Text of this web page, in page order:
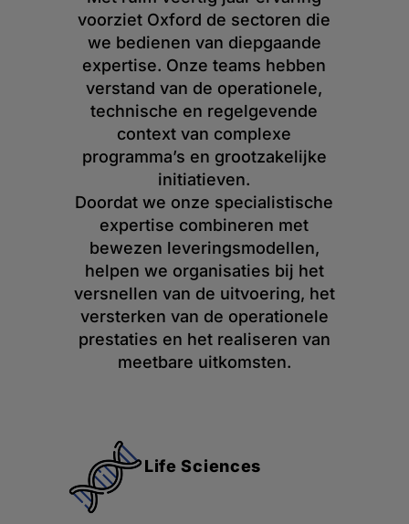
voorziet Oxford de sectoren die
we bedienen van diepgaande
expertise. Onze teams hebben
verstand van de operationele,
technische en regelgevende
context van complexe
programma’s en grootzakelijke
initiatieven.
Doordat we onze specialistische
expertise combineren met
bewezen leveringsmodellen,
helpen we organisaties bij het
versnellen van de uitvoering, het
versterken van de operationele
prestaties en het realiseren van
meetbare uitkomsten.
Life Sciences